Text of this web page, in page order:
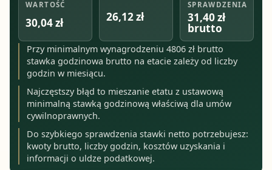
WARTOŚĆ
30,04 zł 26,12 zł
SPRAWDZENIA
31,40 zł
brutto
Przy minimalnym wynagrodzeniu 4806 zł brutto
stawka godzinowa brutto na etacie zależy od liczby
godzin w miesiącu.
Najczęstszy błąd to mieszanie etatu z ustawową
minimalną stawką godzinową właściwą dla umów
cywilnoprawnych.
Do szybkiego sprawdzenia stawki netto potrzebujesz:
kwoty brutto, liczby godzin, kosztów uzyskania i
informacji o uldze podatkowej.